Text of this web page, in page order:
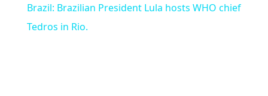
Brazil: Brazilian President Lula hosts WHO chief
Tedros in Rio.